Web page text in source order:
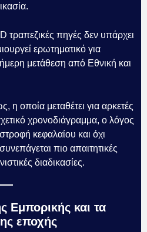
πηγές δεν υπάρχει
ερωτηματικό για
μετάθεση από Εθνική και
η οποία μεταθέτει για αρκετές
χρονοδιάγραμμα, ο λόγος
κεφαλαίου και όχι
πιο απαιτητικές
διαδικασίες.
Εμπορικής και τα
εποχής